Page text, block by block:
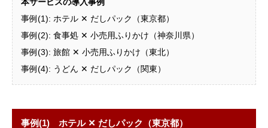
事例(1): ホテル ✕ だしパック（東京都）
事例(2): 食事処 ✕ 小売用ふりかけ（神奈川県）
事例(3): 旅館 ✕ 小売用ふりかけ（東北）
事例(4): うどん ✕ だしパック（関東）
事例(1) ホテル ✕ だしパック（東京都）